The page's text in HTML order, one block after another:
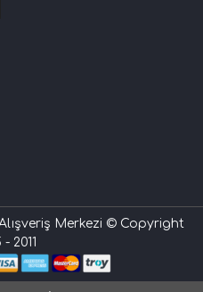
Merkezi © Copyright
2011